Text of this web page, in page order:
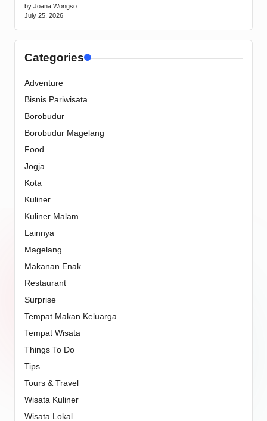
by Joana Wongso
July 25, 2026
Categories
Adventure
Bisnis Pariwisata
Borobudur
Borobudur Magelang
Food
Jogja
Kota
Kuliner
Kuliner Malam
Lainnya
Magelang
Makanan Enak
Restaurant
Surprise
Tempat Makan Keluarga
Tempat Wisata
Things To Do
Tips
Tours & Travel
Wisata Kuliner
Wisata Lokal